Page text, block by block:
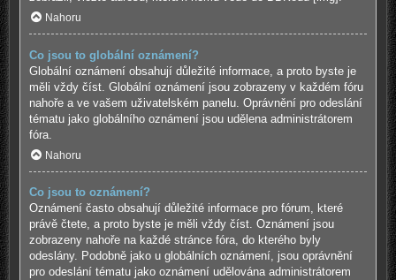
Nahoru
Co jsou to globální oznámení?
Globální oznámení obsahují důležité informace, a proto byste je
měli vždy číst. Globální oznámení jsou zobrazeny v každém fóru
nahoře a ve vašem uživatelském panelu. Oprávnění pro odeslání
tématu jako globálního oznámení jsou udělena administrátorem
fóra.
Nahoru
Co jsou to oznámení?
Oznámení často obsahují důležité informace pro fórum, které
právě čtete, a proto byste je měli vždy číst. Oznámení jsou
zobrazeny nahoře na každé stránce fóra, do kterého byly
odeslány. Podobně jako u globálních oznámení, jsou oprávnění
pro odeslání tématu jako oznámení udělována administrátorem